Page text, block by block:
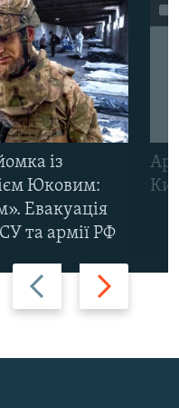
Назад Вперед
із
Юковим:
Евакуація
та армії РФ